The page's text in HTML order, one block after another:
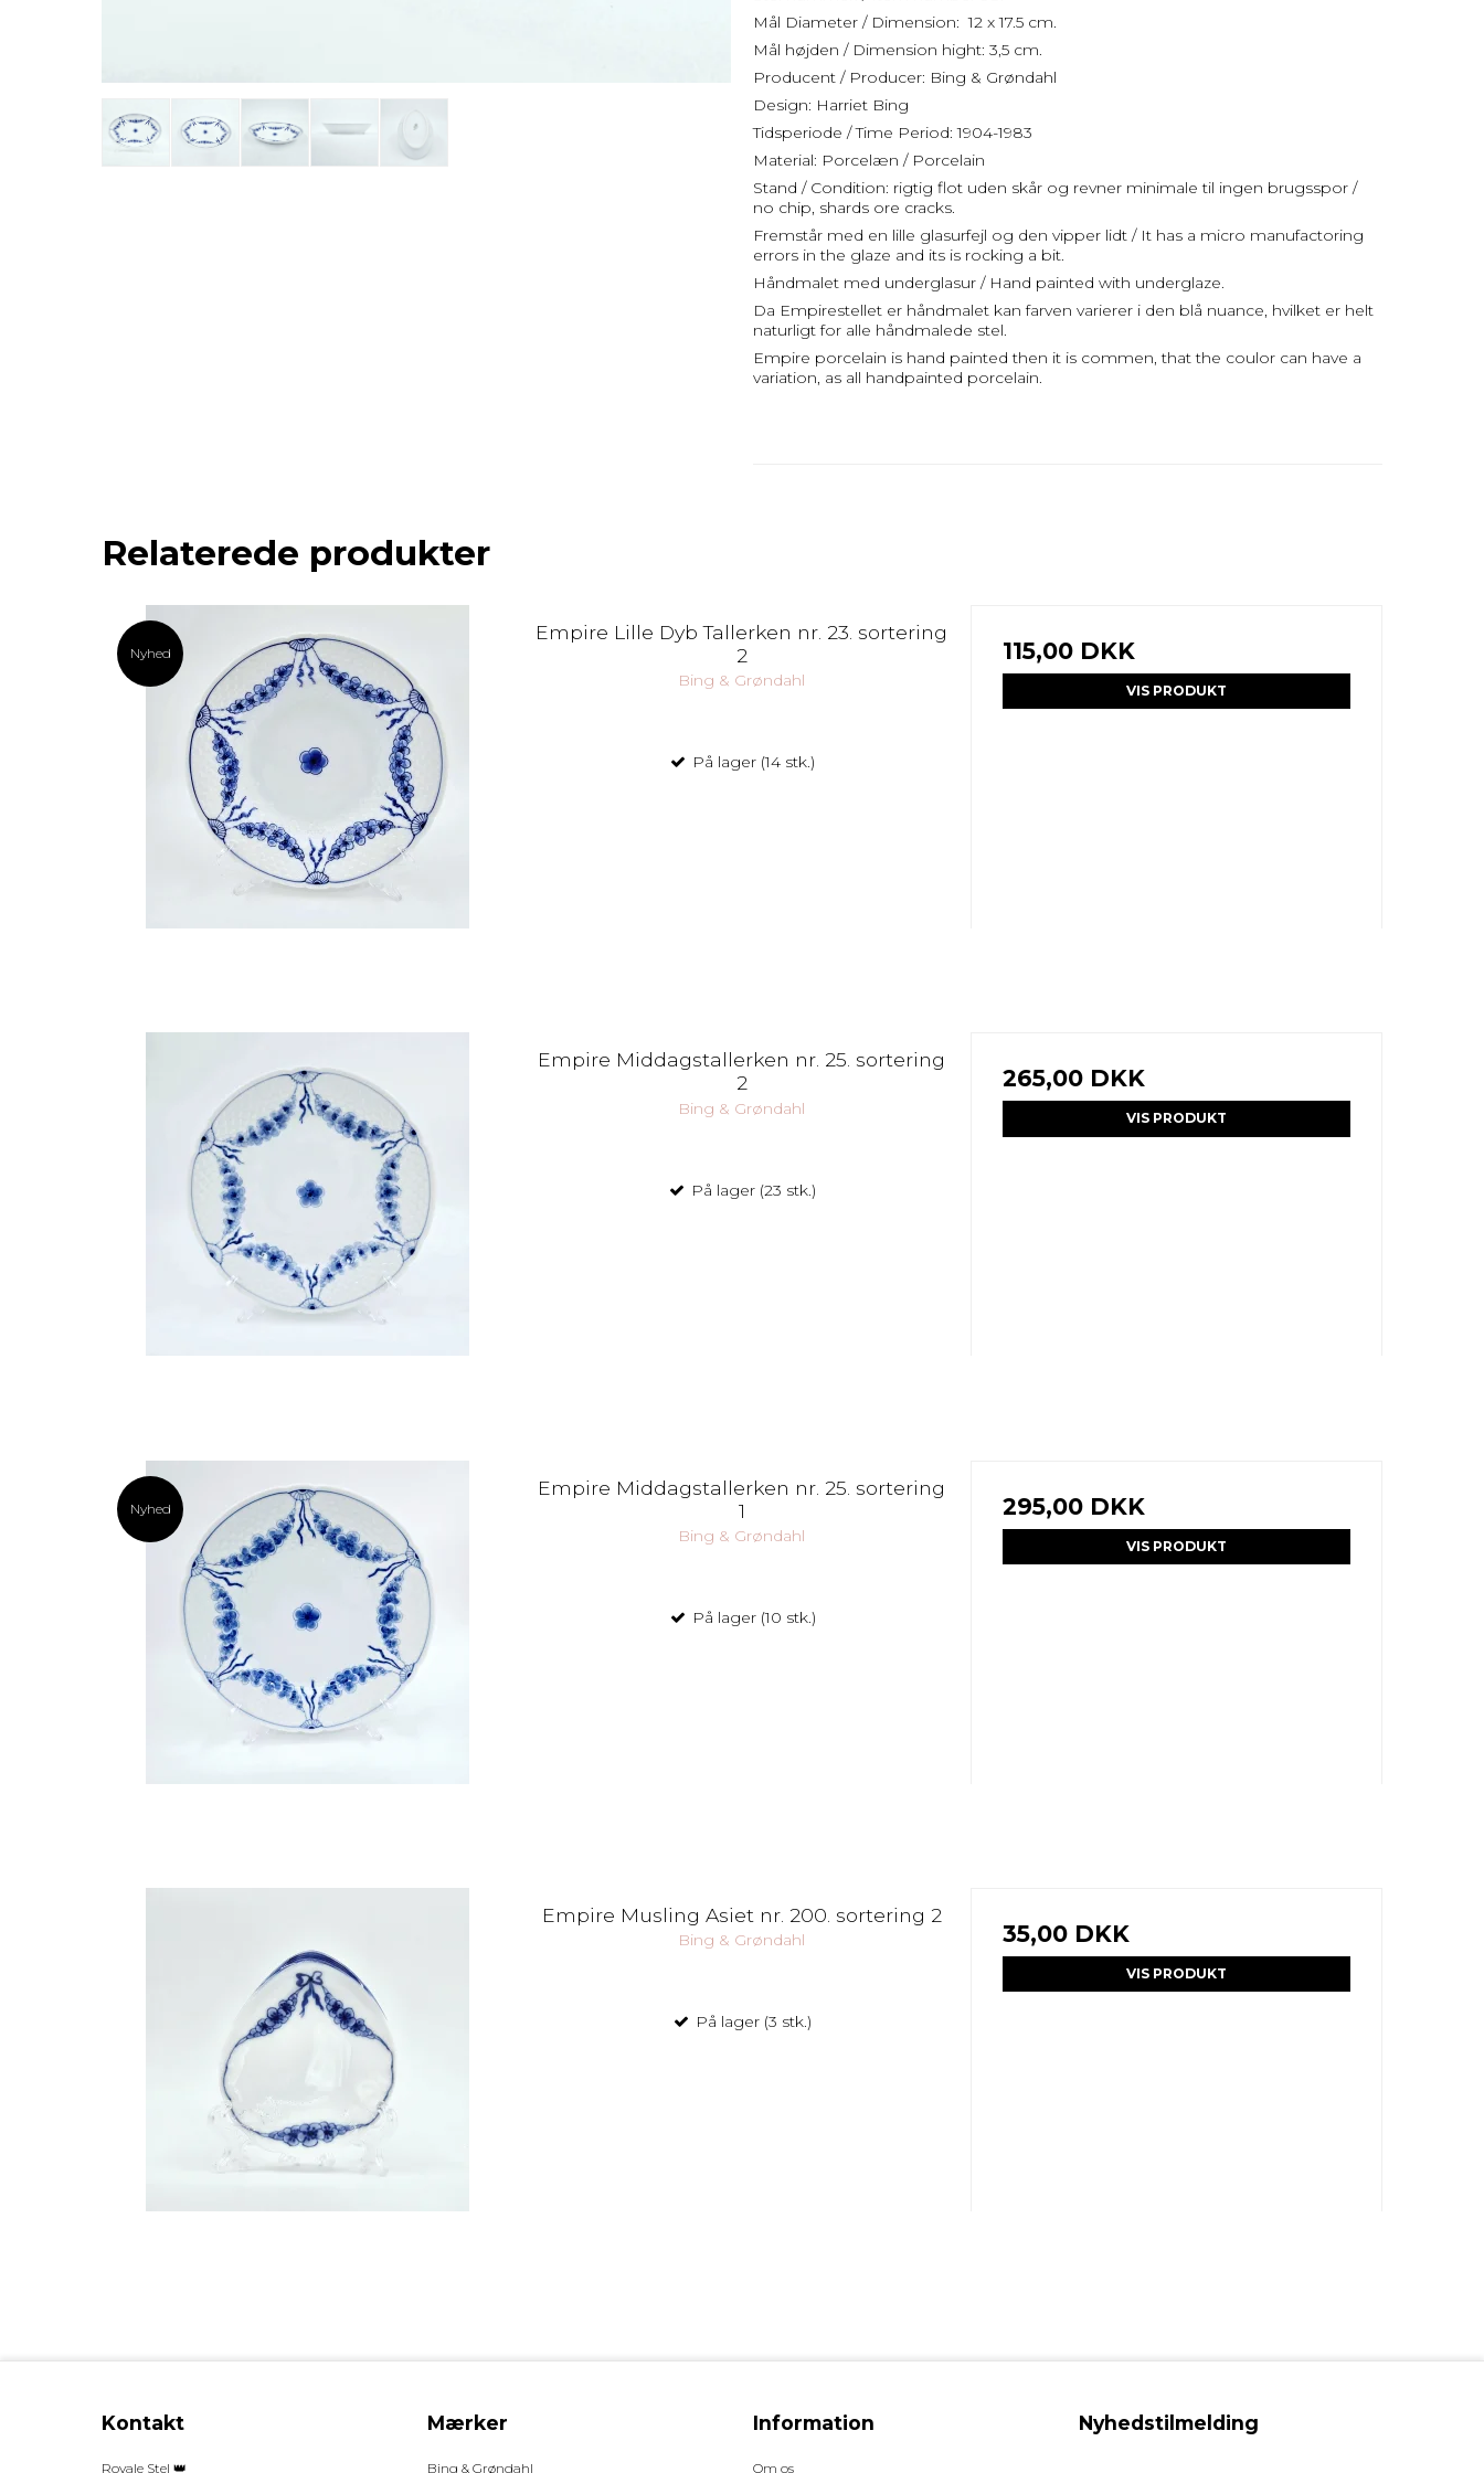
Mål Diameter / Dimension: 12 x 17.5 cm.
Mål højden / Dimension hight: 3,5 cm.
Producent / Producer: Bing & Grøndahl
Design: Harriet Bing
Tidsperiode / Time Period: 1904-1983
Material: Porcelæn / Porcelain
Stand / Condition: rigtig flot uden skår og revner minimale til ingen brugsspor /
no chip, shards ore cracks.
Fremstår med en lille glasurfejl og den vipper lidt / It has a micro manufactoring
errors in the glaze and its is rocking a bit.
Håndmalet med underglasur / Hand painted with underglaze.
Da Empirestellet er håndmalet kan farven varierer i den blå nuance, hvilket er helt
naturligt for alle håndmalede stel.
Empire porcelain is hand painted then it is commen, that the coulor can have a
variation, as all handpainted porcelain.
Relaterede produkter
Nyhed
Empire Lille Dyb Tallerken nr. 23. sortering
2
Bing & Grøndahl
På lager (14 stk.)
115,00 DKK
VIS PRODUKT
Empire Middagstallerken nr. 25. sortering
2
Bing & Grøndahl
På lager (23 stk.)
265,00 DKK
VIS PRODUKT
Nyhed
Empire Middagstallerken nr. 25. sortering
1
Bing & Grøndahl
På lager (10 stk.)
295,00 DKK
VIS PRODUKT
Empire Musling Asiet nr. 200. sortering 2
Bing & Grøndahl
På lager (3 stk.)
35,00 DKK
VIS PRODUKT
Kontakt
Royale Stel 👑
Mærker
Bing & Grøndahl
Information
Om os
Nyhedstilmelding